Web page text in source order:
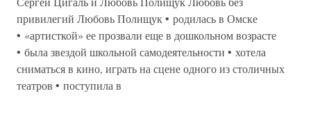
привилегий Любовь Полищук • родилась в Омске
• «артисткой» ее прозвали еще в дошкольном возрасте
• была звездой школьной самодеятельности • хотела
сниматься в кино, играть на сцене одного из столичных
театров • поступила в